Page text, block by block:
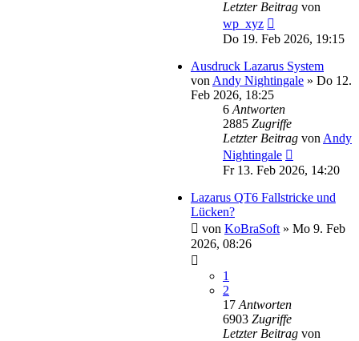
Letzter Beitrag von
wp_xyz
Do 19. Feb 2026, 19:15
Ausdruck Lazarus System
von Andy Nightingale » Do 12.
Feb 2026, 18:25
6 Antworten
2885 Zugriffe
Letzter Beitrag von Andy
Nightingale
Fr 13. Feb 2026, 14:20
Lazarus QT6 Fallstricke und
Lücken?
von KoBraSoft » Mo 9. Feb
2026, 08:26
1
2
17 Antworten
6903 Zugriffe
Letzter Beitrag von